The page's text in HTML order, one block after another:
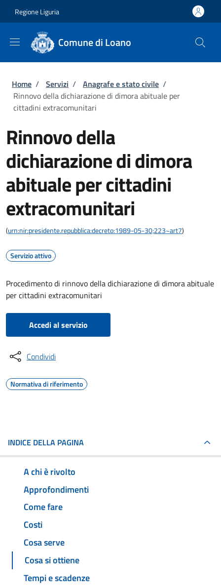
Regione Liguria
Comune di Loano
Briciole di pane
Home / Servizi / Anagrafe e stato civile /
Rinnovo della dichiarazione di dimora abituale per
cittadini extracomunitari
Rinnovo della
dichiarazione di dimora
abituale per cittadini
extracomunitari
(urn:nir:presidente.repubblica:decreto:1989-05-30;223~art7)
Servizio attivo
Procedimento di rinnovo della dichiarazione di dimora abituale
per cittadini extracomunitari
Accedi al servizio
Condividi
Normativa di riferimento
INDICE DELLA PAGINA
A chi è rivolto
Approfondimenti
Come fare
Costi
Cosa serve
Cosa si ottiene
Tempi e scadenze